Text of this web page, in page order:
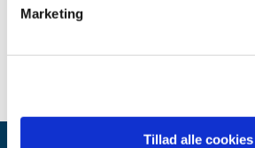
Marketing
Tillad alle cookies
november (1)